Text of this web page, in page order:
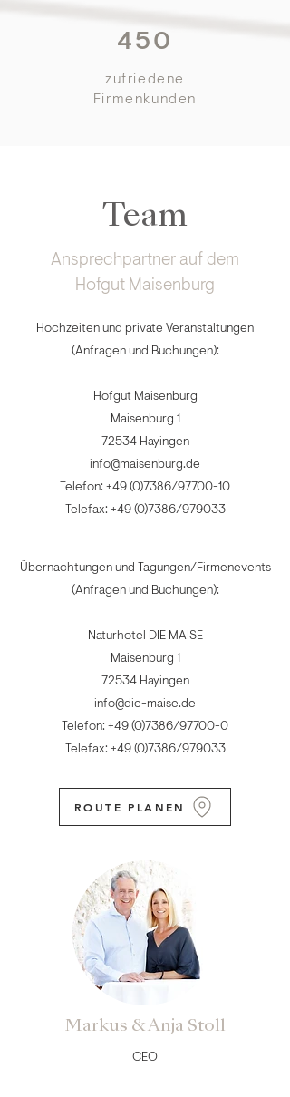
450
zufriedene
Firmenkunden
Team
Ansprechpartner auf dem
Hofgut Maisenburg
Hochzeiten und private Veranstaltungen
(Anfragen und Buchungen):
Hofgut Maisenburg
Maisenburg 1
72534 Hayingen
info@maisenburg.de
Telefon: +49 (0)7386/97700-10
Telefax: +49 (0)7386/979033
Übernachtungen und Tagungen/Firmenevents
(Anfragen und Buchungen):
Naturhotel DIE MAISE
Maisenburg 1
72534 Hayingen
info@die-maise.de
Telefon: +49 (0)7386/97700-0
Telefax: +49 (0)7386/979033
ROUTE PLANEN
Markus & Anja Stoll
CEO